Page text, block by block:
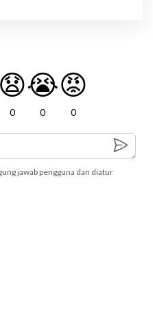
😧
0
😭
0
😡
0
jawab pengguna dan diatur